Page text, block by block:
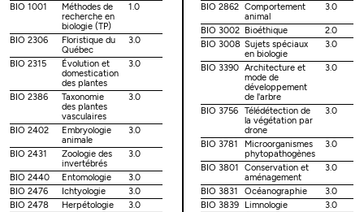
BIO 1001
Méthodes de
recherche en
biologie (TP)
1.0
BIO 2306
Floristique du
Québec
3.0
BIO 2315
Évolution et
domestication
des plantes
3.0
BIO 2386
Taxonomie
des plantes
vasculaires
3.0
BIO 2402
Embryologie
animale
3.0
BIO 2431
Zoologie des
invertébrés
3.0
BIO 2440 Entomologie
3.0
BIO 2476
Ichtyologie
3.0
BIO 2478
Herpétologie
3.0
BIO 2862 Comportement
animal
3.0
BIO 3002 Bioéthique
2.0
BIO 3008 Sujets spéciaux
en biologie
3.0
BIO 3390 Architecture et
mode de
développement
de l'arbre
3.0
BIO 3756
Télédétection de
la végétation par
drone
3.0
BIO 3781
Microorganismes
phytopathogènes
3.0
BIO 3801
Conservation et
aménagement
3.0
BIO 3831 Océanographie
3.0
BIO 3839
Limnologie
3.0